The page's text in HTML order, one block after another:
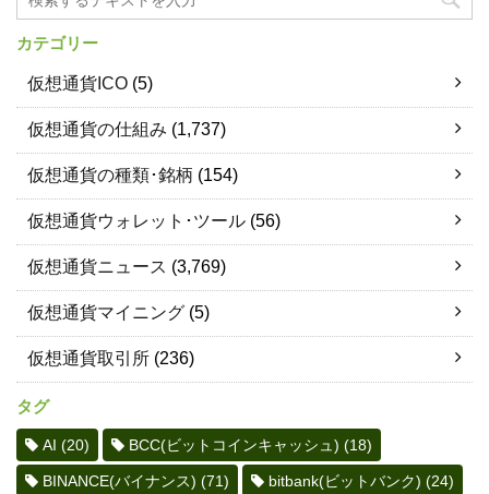
カテゴリー
仮想通貨ICO (5)
仮想通貨の仕組み (1,737)
仮想通貨の種類･銘柄 (154)
仮想通貨ウォレット･ツール (56)
仮想通貨ニュース (3,769)
仮想通貨マイニング (5)
仮想通貨取引所 (236)
タグ
AI (20) BCC(ビットコインキャッシュ) (18)
BINANCE(バイナンス) (71) bitbank(ビットバンク) (24)